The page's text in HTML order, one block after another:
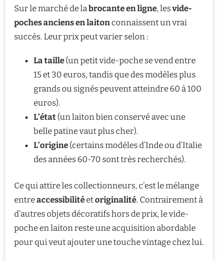
Sur le marché de labrocante en ligne, lesvide-
poches anciens en laitonconnaissent un vrai
succès. Leur prix peut varier selon :
La taille(un petit vide-poche se vend entre
15 et 30 euros, tandis que des modèles plus
grands ou signés peuvent atteindre 60 à 100
euros).
L’état(un laiton bien conservé avec une
belle patine vaut plus cher).
L’origine(certains modèles d’Inde ou d’Italie
des années 60-70 sont très recherchés).
Ce qui attire les collectionneurs, c’est le mélange
entreaccessibilitéetoriginalité. Contrairement à
d’autres objets décoratifs hors de prix, le vide-
poche en laiton reste une acquisition abordable
pour qui veut ajouter une touche vintage chez lui.